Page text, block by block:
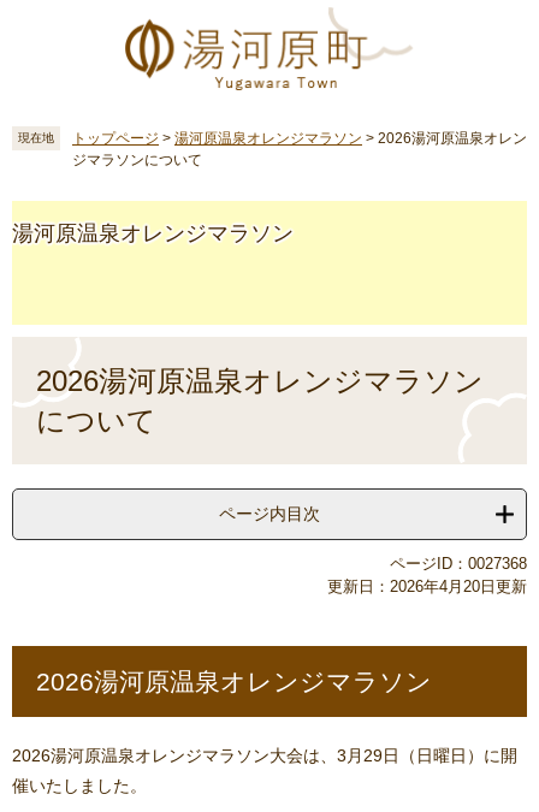
本
現在地 トップページ > 湯河原温泉オレンジマラソン > 2026湯河原温泉オレン
ジマラソンについて
湯河原温泉オレンジマラソン
2026湯河原温泉オレンジマラソン
について
ページ内目次
ページID：0027368
更新日：2026年4月20日更新
2026湯河原温泉オレンジマラソン
2026湯河原温泉オレンジマラソン大会は、3月29日（日曜日）に開
催いたしました。